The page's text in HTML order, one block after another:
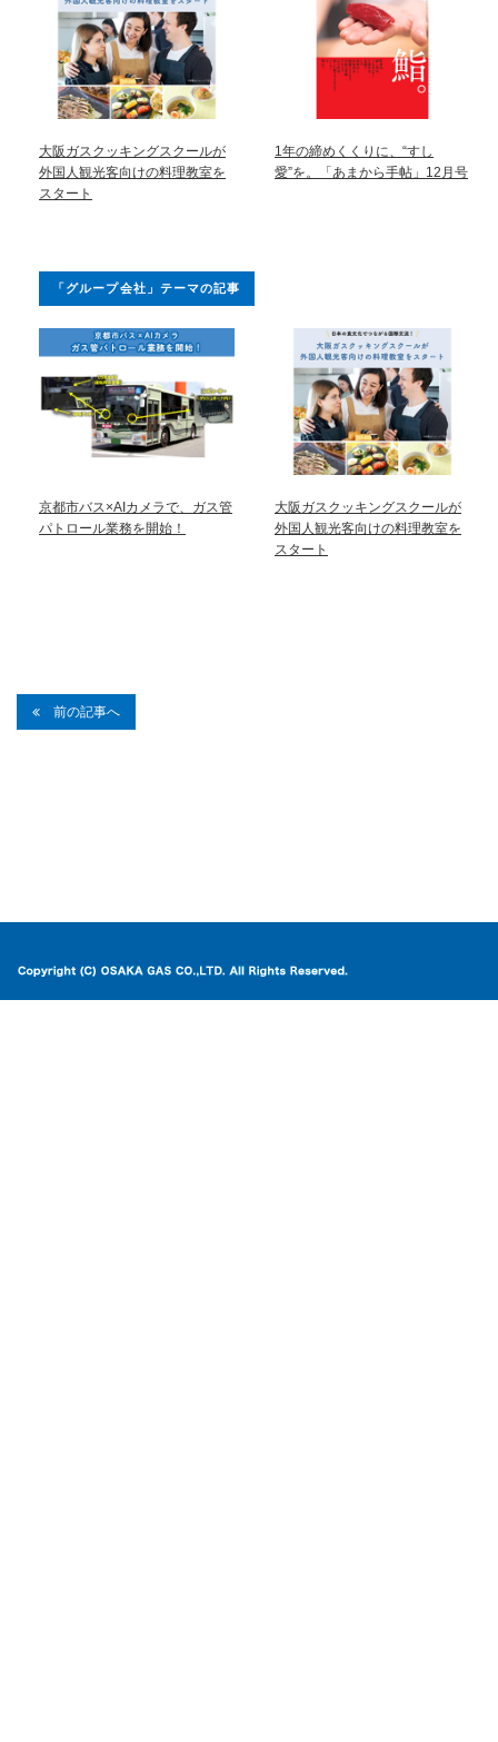
大阪ガスクッキングスクールが
外国人観光客向けの料理教室を
スタート
1年の締めくくりに、“すし
愛”を。「あまから手帖」12月号
「グループ会社」テーマの記事
京都市バス×AIカメラで、ガス管
パトロール業務を開始！
大阪ガスクッキングスクールが
外国人観光客向けの料理教室を
スタート
前の記事へ